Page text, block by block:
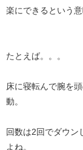
楽にできるという
たとえば。。。
床に寝転んで腕を
動。
回数は2回でダウ
よね。